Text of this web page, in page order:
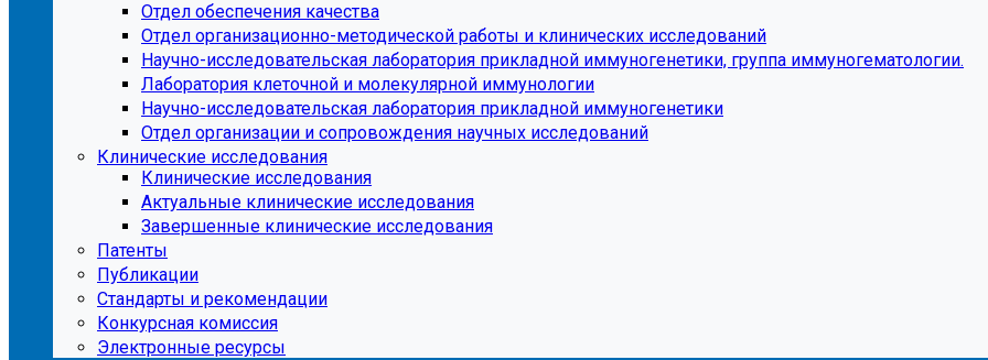
Отдел обеспечения качества
Отдел организационно-методической работы и клинических исследований
Научно-исследовательская лаборатория прикладной иммуногенетики, группа иммуногематологии.
Лаборатория клеточной и молекулярной иммунологии
Научно-исследовательская лаборатория прикладной иммуногенетики
Отдел организации и сопровождения научных исследований
Клинические исследования
Клинические исследования
Актуальные клинические исследования
Завершенные клинические исследования
Патенты
Публикации
Стандарты и рекомендации
Конкурсная комиссия
Электронные ресурсы